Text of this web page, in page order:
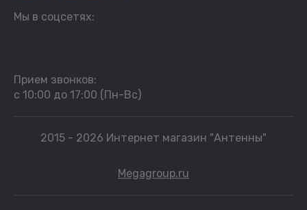
Мы в соцсетях:
Прием звонков:
с 10:00 до 17:00 (Пн-Вс)
2015 - 2026 Интернет магазин "Антенны"
Megagroup.ru